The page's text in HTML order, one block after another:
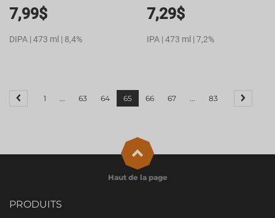
7,99$
DIPA | 473 ml | 8,4%
7,29$
IPA | 473 ml | 7,2%
1 ... 63 64 65 66 67 ... 83
PRODUITS
Haut de la page